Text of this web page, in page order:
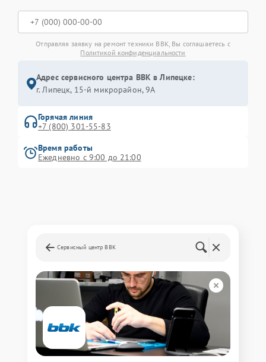
Отправляя заявку на ремонт техники BBK, Вы соглашаетесь с
Политикой конфиденциальности
Адрес сервисного центра BBK в Липецке:
г. Липецк, 15-й микрорайон, 9А
Горячая линия
+7 (800) 301-55-83
Время работы
Ежедневно с 9:00 до 21:00
Сервисный центр BBK